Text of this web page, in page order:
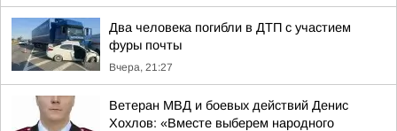
Два человека погибли в ДТП с участием
фуры почты
Вчера, 21:27
Ветеран МВД и боевых действий Денис
Хохлов: «Вместе выберем народного